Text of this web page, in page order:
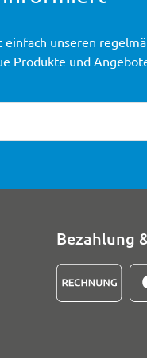
einfach unseren
Produkte und
Bezahlung